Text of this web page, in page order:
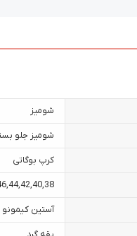
شومیز
شومیز جلو
کرپ بوگاتی
38
,
40
,
42
,
44
,
آستین کیمونو